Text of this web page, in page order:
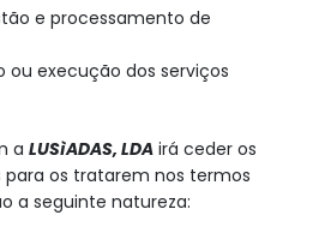
e processamento de
ou execução dos serviços
a LUSìADAS, LDA irá ceder os
para os tratarem nos termos
a seguinte natureza: